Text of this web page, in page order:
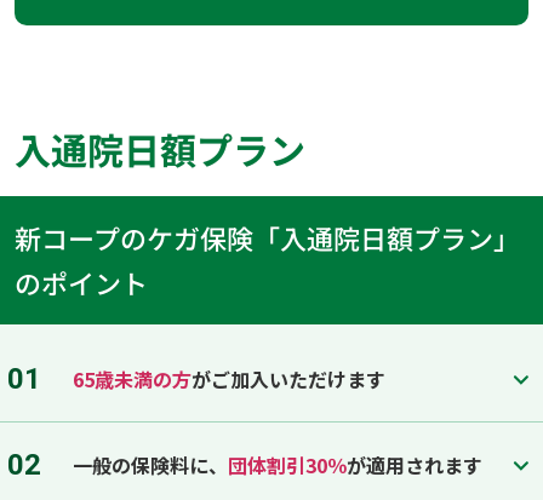
入通院日額プラン
新コープのケガ保険「入通院日額プラン」
のポイント
01 65歳未満の方がご加入いただけます
02 一般の保険料に、 団体割引30％が適用されます